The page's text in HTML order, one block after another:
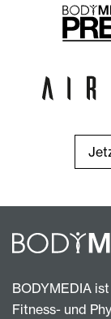
BODYMEDIA
Fitness- und